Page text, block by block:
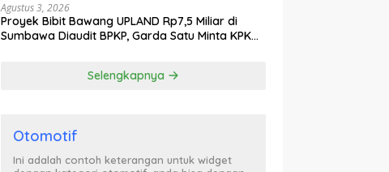
Agustus 3, 2026
Proyek Bibit Bawang UPLAND Rp7,5 Miliar di
Sumbawa Diaudit BPKP, Garda Satu Minta KPK
Selengkapnya
Otomotif
Ini adalah contoh keterangan untuk widget